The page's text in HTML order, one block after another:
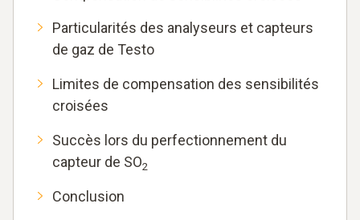
Particularités des analyseurs et capteurs
de gaz de Testo
Limites de compensation des sensibilités
croisées
Succès lors du perfectionnement du
capteur de SO2
Conclusion